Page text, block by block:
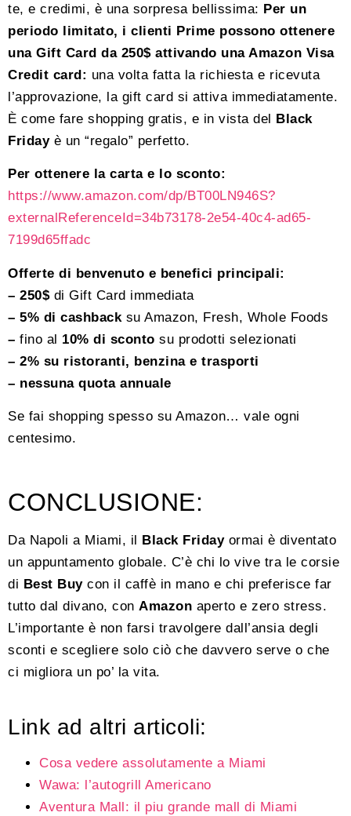
te, e credimi, è una sorpresa bellissima: Per un
periodo limitato, i clienti Prime possono ottenere
una Gift Card da 250$ attivando una Amazon Visa
Credit card: una volta fatta la richiesta e ricevuta
l’approvazione, la gift card si attiva immediatamente.
È come fare shopping gratis, e in vista del Black
Fridayè un “regalo” perfetto.
Per ottenere la carta e lo sconto:
https://www.amazon.com/dp/BT00LN946S?
externalReferenceId=34b73178-2e54-40c4-ad65-
7199d65ffadc
Offerte di benvenuto e benefici principali:
– 250$di Gift Card immediata
– 5% di cashback su Amazon, Fresh, Whole Foods
– fino al 10% di sconto su prodotti selezionati
– 2% su ristoranti, benzina e trasporti
– nessuna quota annuale
Se fai shopping spesso su Amazon… vale ogni
centesimo.
CONCLUSIONE:
Da Napoli a Miami, il Black Fridayormai è diventato
un appuntamento globale. C’è chi lo vive tra le corsie
di Best Buycon il caffè in mano e chi preferisce far
tutto dal divano, con Amazon aperto e zero stress.
L’importante è non farsi travolgere dall’ansia degli
sconti e scegliere solo ciò che davvero serve o che
ci migliora un po’ la vita.
Link ad altri articoli:
Cosa vedere assolutamente a Miami
Wawa: l’autogrill Americano
Aventura Mall: il piu grande mall di Miami